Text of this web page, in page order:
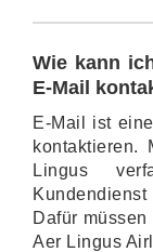
Wie kann
E-Mail
E-Mail ist
kontaktieren.
Lingus
Dafür
Aer Lingus